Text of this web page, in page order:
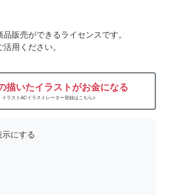
販売ができるライセンスです。
用ください。
描いたイラストがお金になる
イラストACイラストレーター登録はこちら>
にする